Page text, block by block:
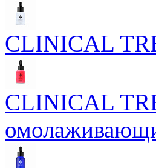
CLINICAL
CLINICAL